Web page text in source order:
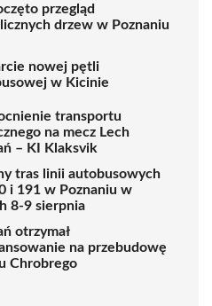
przegląd
drzew w Poznaniu
nowej pętli
w Kicinie
transportu
na mecz Lech
– KI Klaksvik
tras linii autobusowych
i 191 w Poznaniu w
8-9 sierpnia
otrzymał
na przebudowę
Chrobrego